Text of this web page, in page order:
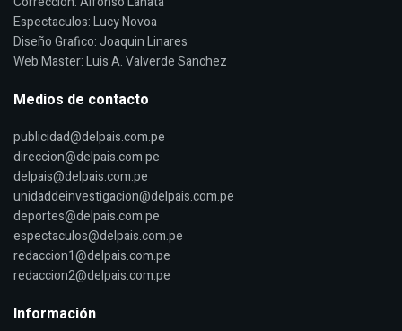
Espectaculos: Lucy Novoa
Diseño Grafico: Joaquin Linares
Web Master: Luis A. Valverde Sanchez
Medios de contacto
publicidad@delpais.com.pe
direccion@delpais.com.pe
delpais@delpais.com.pe
unidaddeinvestigacion@delpais.com.pe
deportes@delpais.com.pe
espectaculos@delpais.com.pe
redaccion1@delpais.com.pe
redaccion2@delpais.com.pe
Información